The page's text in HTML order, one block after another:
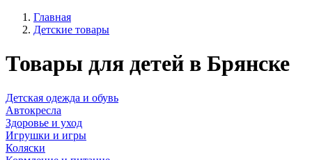
Главная
Детские товары
Товары для детей в Брянске
Детская одежда и обувь
Автокресла
Здоровье и уход
Игрушки и игры
Коляски